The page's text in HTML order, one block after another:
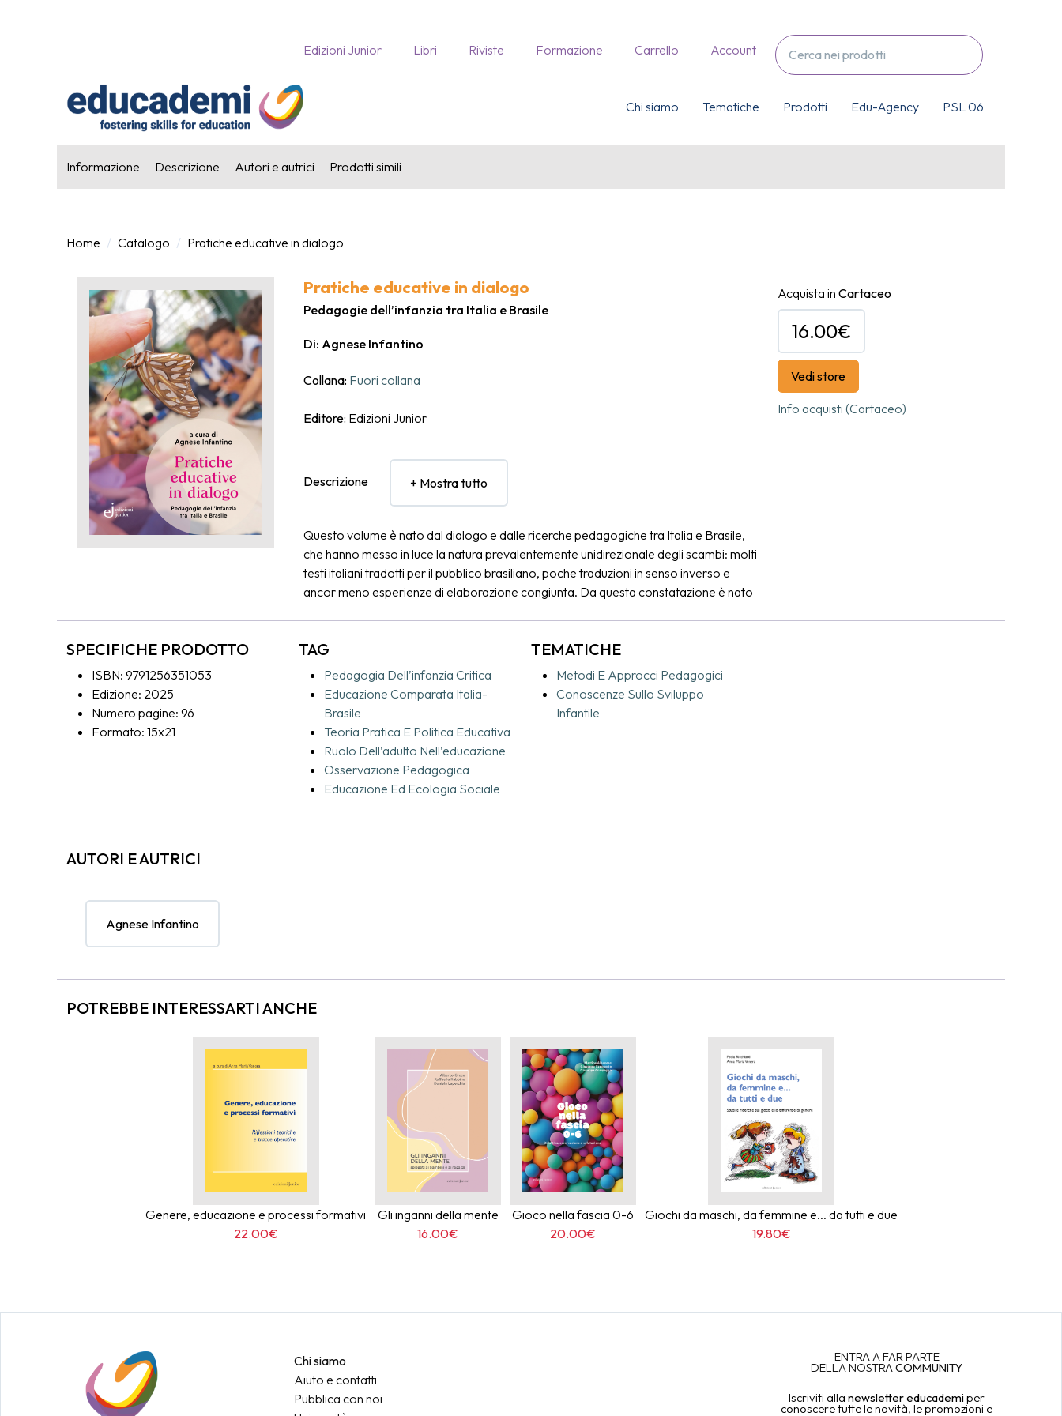
Edizioni Junior Libri Riviste Formazione Carrello Account
Chi siamo Tematiche Prodotti Edu-Agency PSL 06
Informazione Descrizione Autori e autrici Prodotti simili
Home Catalogo Pratiche educative in dialogo
Pratiche educative in dialogo
Pedagogie dell’infanzia tra Italia e Brasile
Di: Agnese Infantino
Collana: Fuori collana
Editore: Edizioni Junior
Descrizione + Mostra tutto
Questo volume è nato dal dialogo e dalle ricerche pedagogiche tra Italia e Brasile,
che hanno messo in luce la natura prevalentemente unidirezionale degli scambi: molti
testi italiani tradotti per il pubblico brasiliano, poche traduzioni in senso inverso e
ancor meno esperienze di elaborazione congiunta. Da questa constatazione è nato
nuove interpretazioni e sviluppi molteplici. Le riflessioni raccolte si concentrano su
alcuni nodi cruciali: l’interconnessione fra teoria, pratica e politica; il ruolo educativo
dell’adulto; le pratiche di osservazione; il corpo pensante di bambine e bambini, che
richiama le domande essenziali della vita in un pianeta in crisi ecologica e sociale.
Acquista in Cartaceo
16.00€
Vedi store
Info acquisti (Cartaceo)
SPECIFICHE PRODOTTO
ISBN: 9791256351053
Edizione: 2025
Numero pagine: 96
Formato: 15x21
TAG
Pedagogia Dell’infanzia Critica
Educazione Comparata Italia-
Brasile
Teoria Pratica E Politica Educativa
Ruolo Dell’adulto Nell’educazione
Osservazione Pedagogica
Educazione Ed Ecologia Sociale
TEMATICHE
Metodi E Approcci Pedagogici
Conoscenze Sullo Sviluppo
Infantile
AUTORI E AUTRICI
Agnese Infantino
POTREBBE INTERESSARTI ANCHE
Genere, educazione e processi formativi
22.00€
Gli inganni della mente
16.00€
Gioco nella fascia 0-6
20.00€
Giochi da maschi, da femmine e... da tutti e due
19.80€
Chi siamo
Aiuto e contatti
Pubblica con noi
ENTRA A FAR PARTE
DELLA NOSTRA COMMUNITY
Iscriviti alla newsletter educademiper
conoscere tutte le novità, le promozioni e